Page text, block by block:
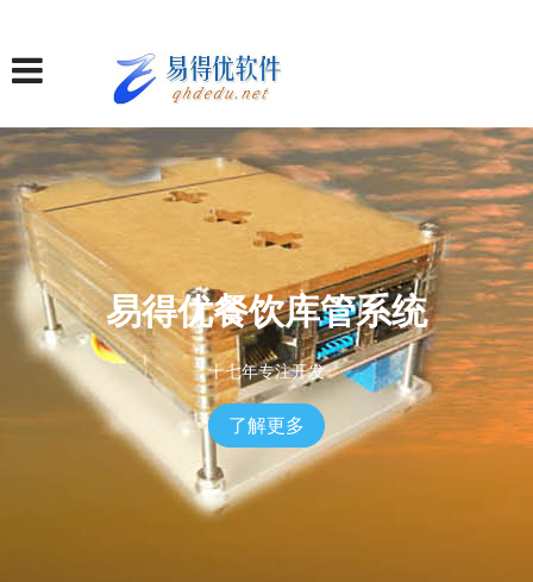
易得优餐饮库管系统
十七年专注开发
了解更多